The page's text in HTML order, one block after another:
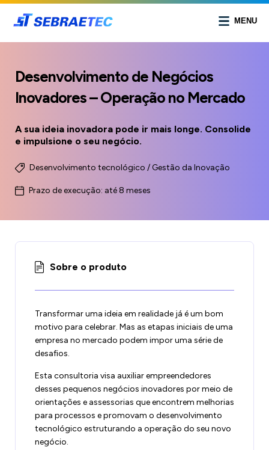
MENU
Desenvolvimento de Negócios
Inovadores – Operação no Mercado
A sua ideia inovadora pode ir mais longe. Consolide
e impulsione o seu negócio.
Desenvolvimento tecnológico / Gestão da Inovação
Prazo de execução: até 8 meses
Sobre o produto
Transformar uma ideia em realidade já é um bom
motivo para celebrar. Mas as etapas iniciais de uma
empresa no mercado podem impor uma série de
desafios.
Esta consultoria visa auxiliar empreendedores
desses pequenos negócios inovadores por meio de
orientações e assessorias que encontrem melhorias
para processos e promovam o desenvolvimento
tecnológico estruturando a operação do seu novo
negócio.